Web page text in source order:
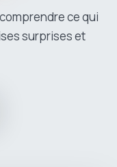
ce qui
surprises et